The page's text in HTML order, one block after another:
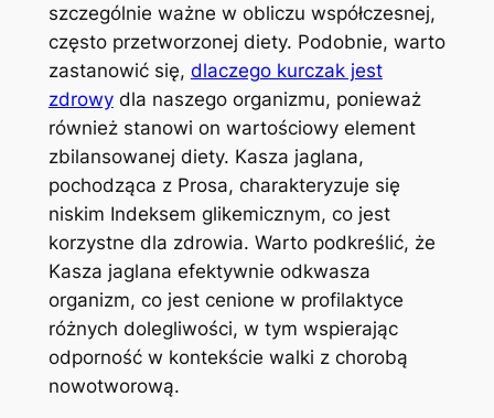
szczególnie ważne w obliczu współczesnej,
często przetworzonej diety. Podobnie, warto
zastanowić się, dlaczego kurczak jest
zdrowydla naszego organizmu, ponieważ
również stanowi on wartościowy element
zbilansowanej diety. Kasza jaglana,
pochodząca z Prosa, charakteryzuje się
niskim Indeksem glikemicznym, co jest
korzystne dla zdrowia. Warto podkreślić, że
Kasza jaglana efektywnie odkwasza
organizm, co jest cenione w profilaktyce
różnych dolegliwości, w tym wspierając
odporność w kontekście walki z chorobą
nowotworową.